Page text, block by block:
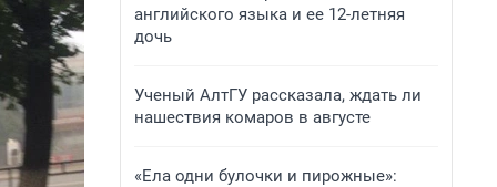
английского языка и ее 12-летняя
дочь
Ученый АлтГУ рассказала, ждать ли
нашествия комаров в августе
«Ела одни булочки и пирожные»: